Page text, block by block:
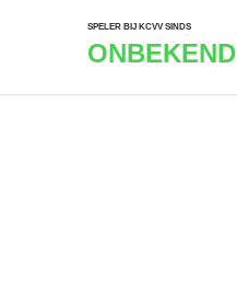
SPELER BIJ KCVV SINDS
ONBEKEND